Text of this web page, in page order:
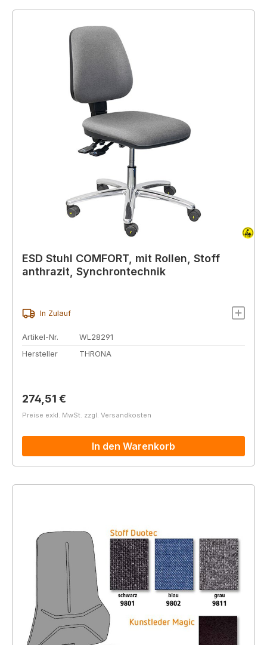
ESD Stuhl COMFORT, mit Rollen, Stoff
anthrazit, Synchrontechnik
In Zulauf
Artikel-Nr.
WL28291
Hersteller
THRONA
Regulärer Preis:
274,51 €
Preise exkl. MwSt. zzgl. Versandkosten
In den Warenkorb